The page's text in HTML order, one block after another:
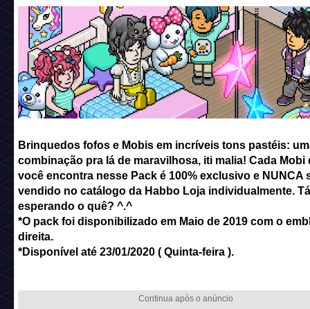
Brinquedos fofos e Mobis em incríveis tons pastéis:
combinação pra lá de maravilhosa, iti malia! Cada Mobi
você encontra nesse Pack é 100% exclusivo e NUNCA
vendido no catálogo da Habbo Loja individualmente. Tá
esperando o quê? ^.^
*O pack foi disponibilizado em Maio de 2019 com o
direita.
*Disponível até 23/01/2020 ( Quinta-feira ).